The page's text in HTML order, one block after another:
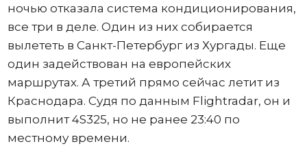
ночью отказала система кондиционирования,
все три в деле. Один из них собирается
вылететь в Санкт-Петербург из Хургады. Еще
один задействован на европейских
маршрутах. А третий прямо сейчас летит из
Краснодара. Судя по данным Flightradar, он и
выполнит 4S325, но не ранее 23:40 по
местному времени.